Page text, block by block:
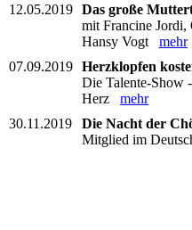
12.05.2019 Das große
mit Francine Jordi,
Hansy Vogt mehr
07.09.2019 Herzklopfen
Die Talente-Show
Herz mehr
30.11.2019
Die Nacht der
Mitglied im